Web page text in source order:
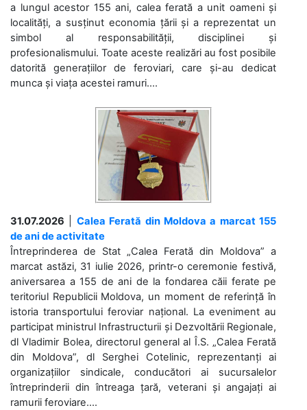
a lungul acestor 155 ani, calea ferată a unit oameni și
localități, a susținut economia țării și a reprezentat un
simbol al responsabilității, disciplinei și
profesionalismului. Toate aceste realizări au fost posibile
datorită generațiilor de feroviari, care și-au dedicat
munca și viața acestei ramuri....
31.07.2026
Calea Ferată din Moldova a marcat 155
de ani de activitate
Întreprinderea de Stat „Calea Ferată din Moldova” a
marcat astăzi, 31 iulie 2026, printr-o ceremonie festivă,
aniversarea a 155 de ani de la fondarea căii ferate pe
teritoriul Republicii Moldova, un moment de referință în
istoria transportului feroviar național. La eveniment au
participat ministrul Infrastructurii și Dezvoltării Regionale,
dl Vladimir Bolea, directorul general al Î.S. „Calea Ferată
din Moldova”, dl Serghei Cotelinic, reprezentanți ai
organizațiilor sindicale, conducători ai sucursalelor
întreprinderii din întreaga țară, veterani și angajați ai
ramurii feroviare....